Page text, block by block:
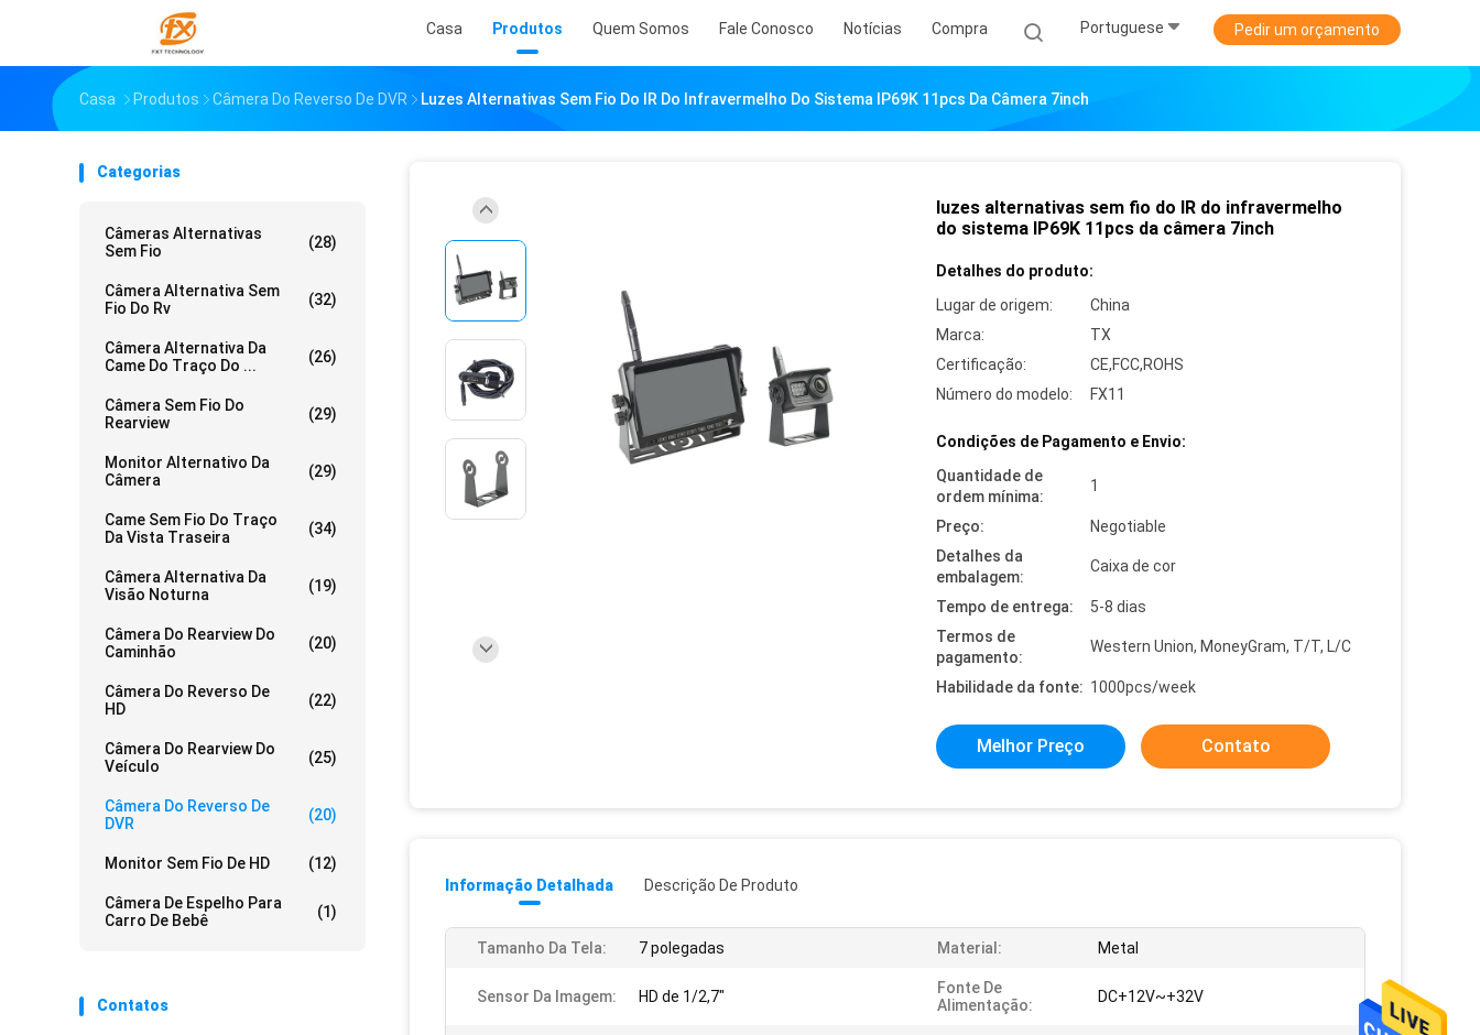
Casa Produtos Quem Somos Fale Conosco Notícias Compra Portuguese Pedir um orçamento
Casa Produtos Câmera Do Reverso De DVR Luzes Alternativas Sem Fio Do IR Do Infravermelho Do Sistema IP69K 11pcs Da Câmera 7inch
Categorias
Câmeras Alternativas
Sem Fio
(28)
Câmera Alternativa Sem
Fio Do Rv
(32)
Câmera Alternativa Da
Came Do Traço Do ...
(26)
Câmera Sem Fio Do
Rearview
(29)
Monitor Alternativo Da
Câmera
(29)
Came Sem Fio Do Traço
Da Vista Traseira
(34)
Câmera Alternativa Da
Visão Noturna
(19)
Câmera Do Rearview Do
Caminhão
(20)
Câmera Do Reverso De
HD
(22)
Câmera Do Rearview Do
Veículo
(25)
Câmera Do Reverso De
DVR
(20)
Monitor Sem Fio De HD (12)
Câmera De Espelho Para
Carro De Bebê
(1)
Contatos
luzes alternativas sem fio do IR do infravermelho
do sistema IP69K 11pcs da câmera 7inch
Detalhes do produto:
Lugar de origem:
China
Marca:
TX
Certificação:
CE,FCC,ROHS
Número do modelo:
FX11
Condições de Pagamento e Envio:
Quantidade de
ordem mínima:
1
Preço:
Negotiable
Detalhes da
embalagem:
Caixa de cor
Tempo de entrega:
5-8 dias
Termos de
pagamento:
Western Union, MoneyGram, T/T, L/C
Habilidade da fonte: 1000pcs/week
Melhor Preço Contato
Informação Detalhada Descrição De Produto
Tamanho Da Tela: 7 polegadas Material: Metal
Sensor Da Imagem: HD de 1/2,7"
Fonte De
Alimentação:
DC+12V~+32V